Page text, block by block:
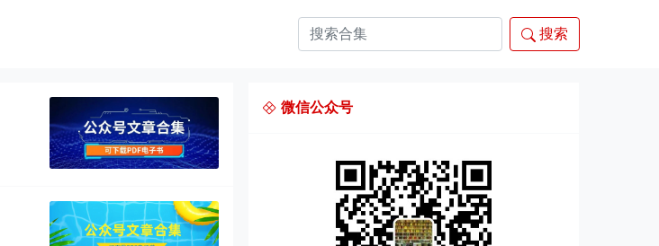
搜索
微信公众号